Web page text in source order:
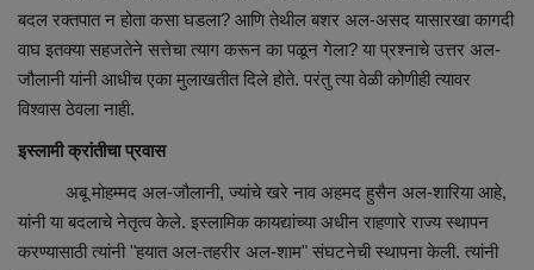
Educational
Health
World News
Sports
बदल रक्तपात न होता कसा घडला? आणि तेथील बशर अल-असद यासारखा कागदी
वाघ इतक्या सहजतेने सत्तेचा त्याग करून का पळून गेला? या प्रश्नाचे उत्तर अल-
जौलानी यांनी आधीच एका मुलाखतीत दिले होते. परंतु त्या वेळी कोणीही त्यावर
विश्वास ठेवला नाही.
इस्लामी क्रांतीचा प्रवास
अबू मोहम्मद अल-जौलानी, ज्यांचे खरे नाव अहमद हुसैन अल-शारिया आहे,
यांनी या बदलाचे नेतृत्व केले. इस्लामिक कायद्यांच्या अधीन राहणारे राज्य स्थापन
करण्यासाठी त्यांनी "हयात अल-तहरीर अल-शाम" संघटनेची स्थापना केली. त्यांनी